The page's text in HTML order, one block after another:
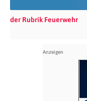
der Rubrik Feuerwehr